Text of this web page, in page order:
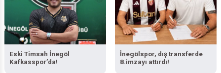
Eski Timsah İnegöl
Kafkasspor’da!
İnegölspor, dış transferde
8.imzayı attırdı!